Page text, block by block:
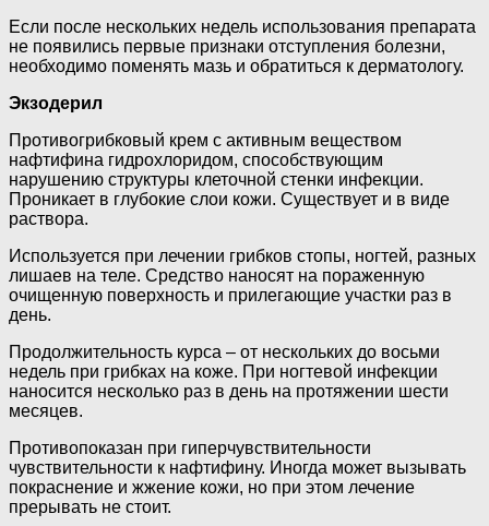
Если после нескольких недель использования препарата
не появились первые признаки отступления болезни,
необходимо поменять мазь и обратиться к дерматологу.
Экзодерил
Противогрибковый крем с активным веществом
нафтифина гидрохлоридом, способствующим
нарушению структуры клеточной стенки инфекции.
Проникает в глубокие слои кожи. Существует и в виде
раствора.
Используется при лечении грибков стопы, ногтей, разных
лишаев на теле. Средство наносят на пораженную
очищенную поверхность и прилегающие участки раз в
день.
Продолжительность курса – от нескольких до восьми
недель при грибках на коже. При ногтевой инфекции
наносится несколько раз в день на протяжении шести
месяцев.
Противопоказан при гиперчувствительности
чувствительности к нафтифину. Иногда может вызывать
покраснение и жжение кожи, но при этом лечение
прерывать не стоит.